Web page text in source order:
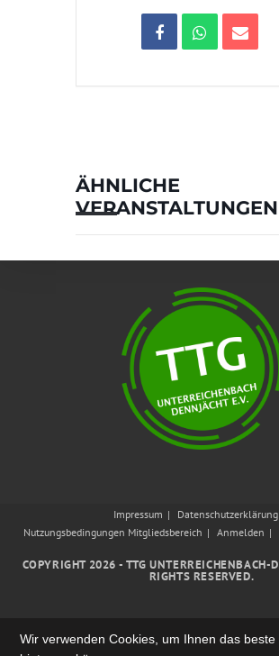
ÄHNLICHE
VERANSTALTUNGEN
Impressum
Datenschutzerklärung
Nutzungsbedingungen Mitgliedsbereich
Anmelden
COPYRIGHT 2026 - TTG UNTERREICHENBACH-
RIGHTS RESERVED.
Wir verwenden Cookies, um Ihnen das